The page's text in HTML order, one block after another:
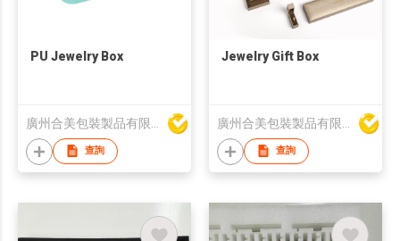
PU Jewelry Box
查詢
Jewelry Gift Box
查詢